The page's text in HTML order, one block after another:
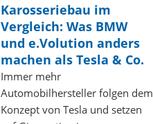
Karosseriebau im
Vergleich: Was BMW
und e.Volution anders
machen als Tesla & Co.
Immer mehr
Automobilhersteller folgen dem
Konzept von Tesla und setzen